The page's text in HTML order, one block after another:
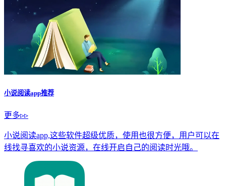
小说阅读app推荐
更多▹▹
小说阅读app,这些软件超级优质，使用也很方便，用户可以在
线找寻喜欢的小说资源，在线开启自己的阅读时光哦。